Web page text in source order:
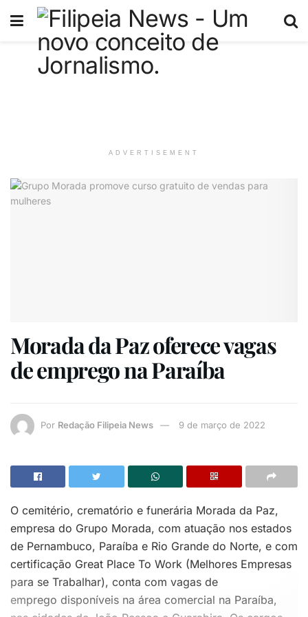
ADVERTISEMENT
Morada da Paz oferece vagas
de emprego na Paraíba
Por Redação Filipeia News 9 de março de 2022
O cemitério, crematório e funerária Morada da Paz,
empresa do Grupo Morada, com atuação nos estados
de Pernambuco, Paraíba e Rio Grande do Norte, e com
certificação Great Place To Work (Melhores Empresas
para se Trabalhar), conta com vagas de
emprego disponíveis na área comercial na Paraíba,